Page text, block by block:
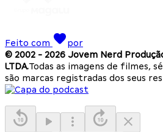
Feito com
por
© 2002 - 2026 Jovem Nerd
LTDA.Todas as imagens de filmes,
são marcas registradas dos seus